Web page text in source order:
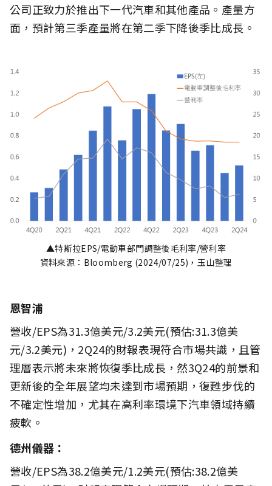
公司正致力於推出下一代汽車和其他產品。產量方
面，預計第三季產量將在第二季下降後季比成長。
▲特斯拉EPS/電動車部門調整後毛利率/營利率
資料來源：Bloomberg (2024/07/25)，玉山整理
恩智浦
營收/EPS為31.3億美元/3.2美元(預估:31.3億美
元/3.2美元)，2Q24的財報表現符合市場共識，且管
理層表示將未來將恢復季比成長，然3Q24的前景和
更新後的全年展望均未達到市場預期，復甦步伐的
不確定性增加，尤其在高利率環境下汽車領域持續
疲軟。
德州儀器：
營收/EPS為38.2億美元/1.2美元(預估:38.2億美